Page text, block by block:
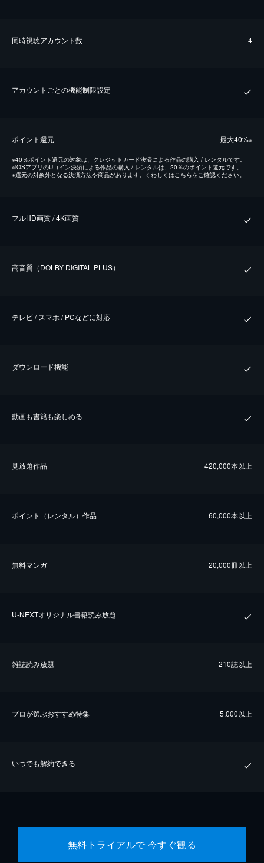
同時視聴アカウント数 4
アカウントごとの機能制限設定
ポイント還元 最⼤40%※
※40％ポイント還元の対象は、クレジットカード決済による作品の購入 / レンタルです。
※iOSアプリのUコイン決済による作品の購入 / レンタルは、20％のポイント還元です。
※還元の対象外となる決済方法や商品があります。くわしくはこちらをご確認ください。
フルHD画質 / 4K画質
⾼⾳質（DOLBY DIGITAL PLUS）
テレビ / スマホ / PCなどに対応
ダウンロード機能
動画も書籍も楽しめる
⾒放題作品 420,000本以上
ポイント（レンタル）作品 60,000本以上
無料マンガ 20,000冊以上
U-NEXTオリジナル書籍読み放題
雑誌読み放題 210誌以上
プロが選ぶおすすめ特集 5,000以上
いつでも解約できる
無料トライアルで 今すぐ観る